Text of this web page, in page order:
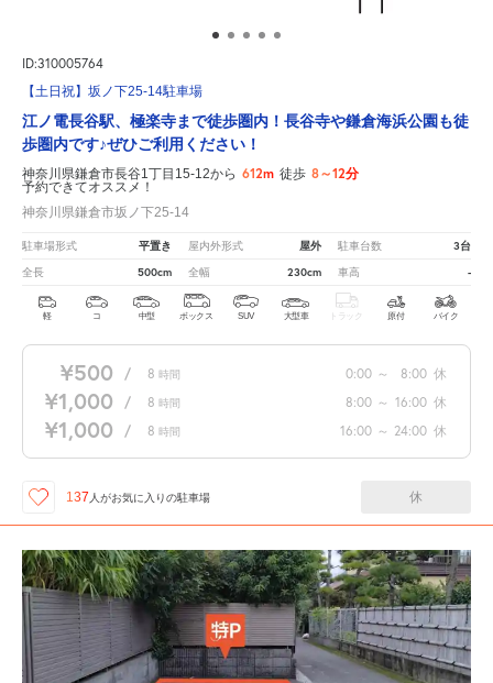
ID:310005764
【土日祝】坂ノ下25-14駐車場
江ノ電長谷駅、極楽寺まで徒歩圏内！長谷寺や鎌倉海浜公園も徒
歩圏内です♪ぜひご利用ください！
神奈川県鎌倉市長谷1丁目15-12から 612m 徒歩 8～12分
予約できてオススメ！
神奈川県鎌倉市坂ノ下25-14
駐車場形式 平置き 屋内外形式 屋外 駐車台数 3台
全長 500cm 全幅 230cm 車高 -
軽 コ 中型 ボックス SUV 大型車 トラック 原付 バイク
¥500 / 8 時間 0:00 ～ 8:00 休
¥1,000 / 8 時間 8:00 ～ 16:00 休
¥1,000 / 8 時間 16:00 ～ 24:00 休
137 人がお気に入りの駐車場 休